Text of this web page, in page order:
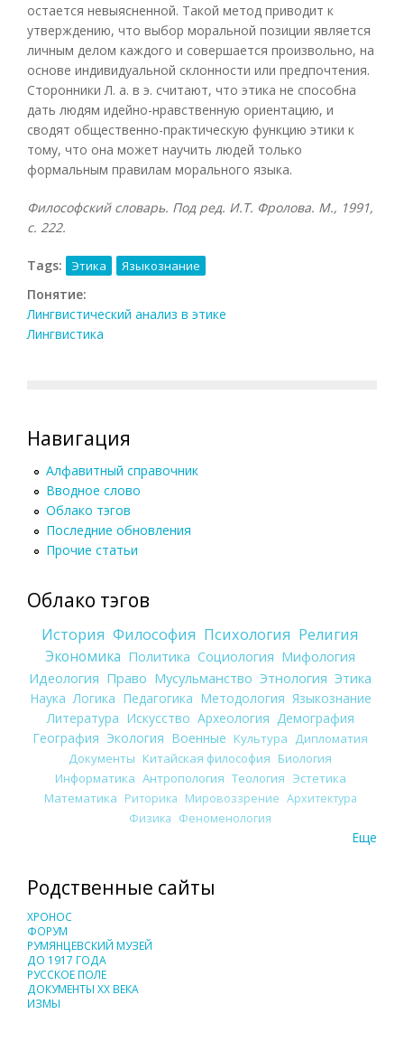
остается невыясненной. Такой метод приводит к
утверждению, что выбор моральной позиции является
личным делом каждого и совершается произвольно, на
основе индивидуальной склонности или предпочтения.
Сторонники Л. а. в э. считают, что этика не способна
дать людям идейно-нравственную ориентацию, и
сводят общественно-практическую функцию этики к
тому, что она может научить людей только
формальным правилам морального языка.
Философский словарь. Под ред. И.Т. Фролова. М., 1991,
с. 222.
Tags: Этика Языкознание
Понятие:
Лингвистический анализ в этике
Лингвистика
Навигация
Алфавитный справочник
Вводное слово
Облако тэгов
Последние обновления
Прочие статьи
Облако тэгов
История Философия Психология Религия
Экономика Политика Социология Мифология
Идеология Право Мусульманство Этнология Этика
Наука Логика Педагогика Методология Языкознание
Литература Искусство Археология Демография
География Экология Военные Культура
Дипломатия
Документы Китайская философия Биология
Информатика Антропология Теология Эстетика
Математика Риторика Мировоззрение Архитектура
Физика Феноменология
Еще
Родственные сайты
ХРОНОС
ФОРУМ
РУМЯНЦЕВСКИЙ МУЗЕЙ
ДО 1917 ГОДА
РУССКОЕ ПОЛЕ
ДОКУМЕНТЫ XX ВЕКА
ИЗМЫ